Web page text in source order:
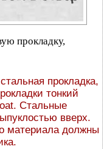
прокладку,
прокладка,
тонкий
Стальные
вверх.
материала должны